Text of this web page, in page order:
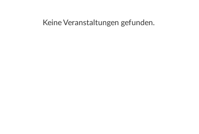
Keine Veranstaltungen gefunden.